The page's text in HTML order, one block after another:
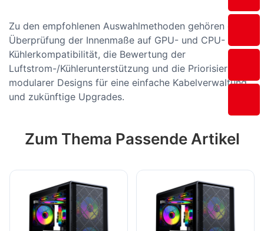
Zu den empfohlenen Auswahlmethoden gehören die
Überprüfung der Innenmaße auf GPU- und CPU-
Kühlerkompatibilität, die Bewertung der
Luftstrom-/Kühlerunterstützung und die Priorisierung
modularer Designs für eine einfache Kabelverwaltung
und zukünftige Upgrades.
Zum Thema Passende Artikel